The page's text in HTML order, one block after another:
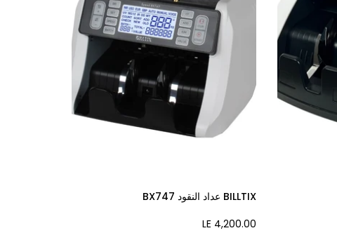
BILLTIX عداد النقود BX747
Sale
LE 4,200.00